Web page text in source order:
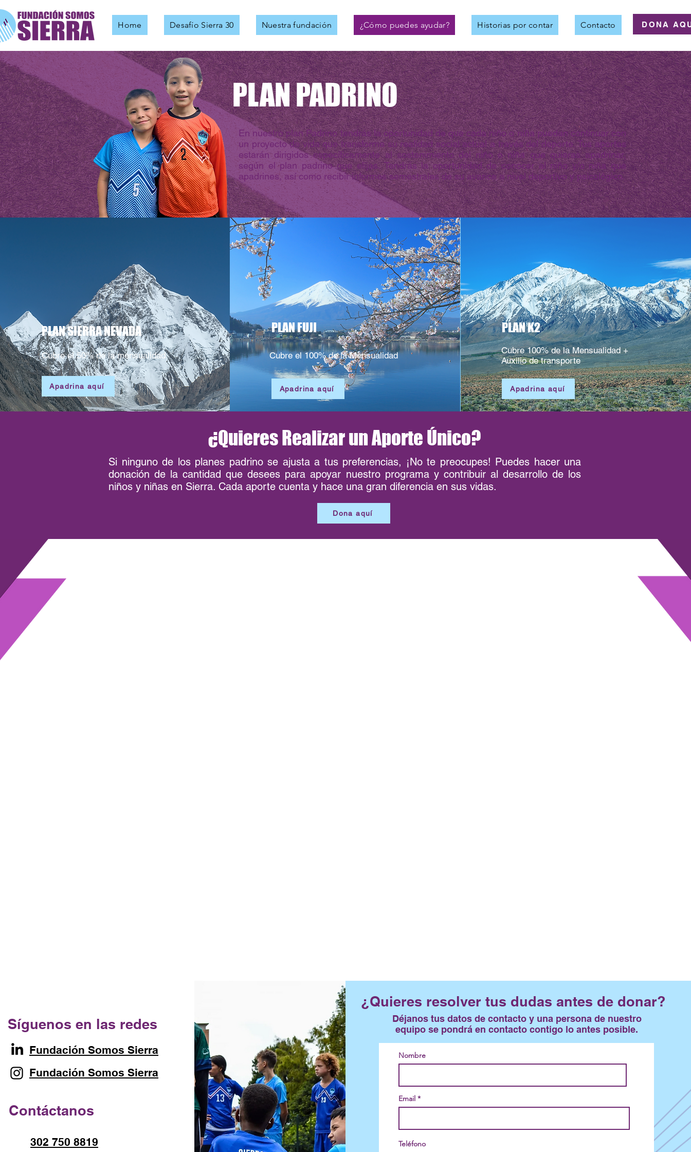
Home Desafío Sierra 30 Nuestra fundación ¿Cómo puedes ayudar? Historias por contar Contacto DONA
PLAN PADRINO
En nuestro plan Padrino tendrás la oportunidad de que cada niño o niña puedan continuar con
un proyecto de vida que transforme su realidad social actual a través del deporte. Tus aportes
estarán dirigidos específicamente al sostenimiento del niño o niña que quieras apadrinar,
según el plan padrino que elijas. Tendrás la oportunidad de conocer al niño y/o niña que
apadrines, así como recibir informes semestrales de su avance a nivel deportivo y psicológico.
PLAN SIERRA NEVADA
Cubre el 50% de la mensualidad
Apadrina aquí
PLAN FUJI
Cubre el 100% de la Mensualidad
Apadrina aquí
PLAN K2
Cubre 100% de la Mensualidad +
Auxilio de transporte
Apadrina aquí
¿Quieres Realizar un Aporte Único?
Si ninguno de los planes padrino se ajusta a tus preferencias, ¡No te preocupes! Puedes hacer una
donación de la cantidad que desees para apoyar nuestro programa y contribuir al desarrollo de los
niños y niñas en Sierra. Cada aporte cuenta y hace una gran diferencia en sus vidas.
Dona aquí
Síguenos en las redes
Fundación Somos Sierra
Fundación Somos Sierra
Contáctanos
302 750 8819
¿Quieres resolver tus dudas antes de donar?
Déjanos tus datos de contacto y una persona de nuestro
equipo se pondrá en contacto contigo lo antes posible.
Nombre
Email
Teléfono